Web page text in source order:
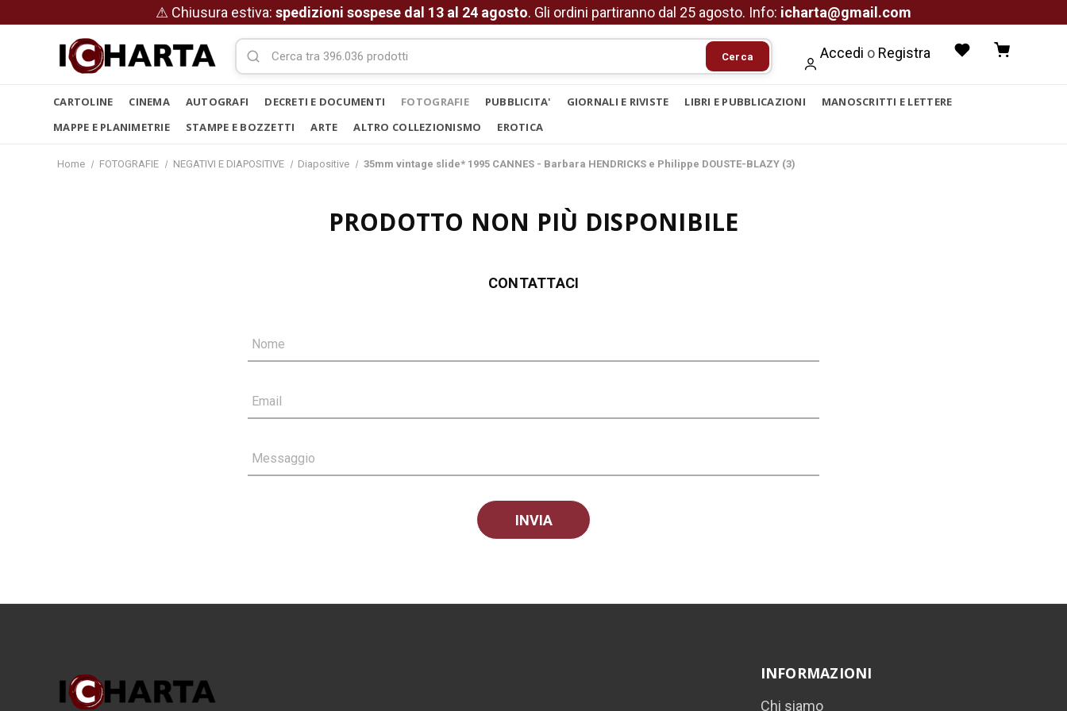
⚠ Chiusura estiva: spedizioni sospese dal 13 al 24 agosto. Gli ordini partiranno dal 25 agosto. Info: icharta@gmail.com
Cerca Accedi o Registra
CARTOLINE CINEMA AUTOGRAFI DECRETI E DOCUMENTI FOTOGRAFIE PUBBLICITA' GIORNALI E RIVISTE LIBRI E PUBBLICAZIONI
MANOSCRITTI E LETTERE
MAPPE E PLANIMETRIE
STAMPE E BOZZETTI ARTE ALTRO COLLEZIONISMO EROTICA
Home FOTOGRAFIE NEGATIVI E DIAPOSITIVE Diapositive 35mm vintage slide* 1995 CANNES - Barbara HENDRICKS e Philippe DOUSTE-BLAZY (3)
PRODOTTO NON PIÙ DISPONIBILE
CONTATTACI
Nome
Email
Messaggio
INFORMAZIONI
Chi siamo